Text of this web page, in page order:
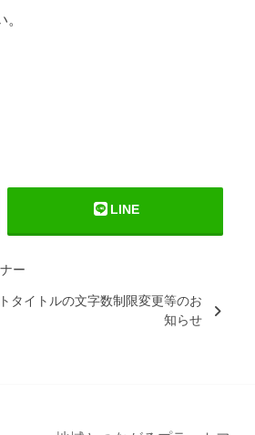
LINE
ー
タイトルの文字数制限変更等のお
知らせ